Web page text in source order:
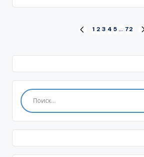
Пагинация
записей
ПРЕД.
1 2 3 4 5 … 72